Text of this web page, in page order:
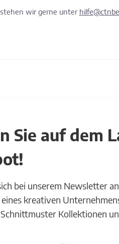
stehen wir gerne unter
Sie auf dem
bei unserem Newsletter
kreativen
Kollektionen